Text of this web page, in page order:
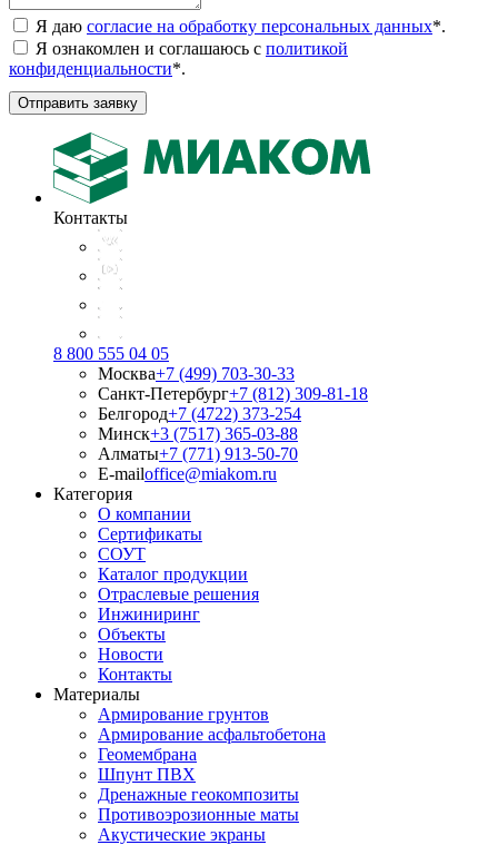
Я даю согласие на обработку персональных данных*.
Я ознакомлен и соглашаюсь с политикой
конфиденциальности*.
Отправить заявку
Контакты
8 800 555 04 05
Москва+7 (499) 703-30-33
Санкт-Петербург+7 (812) 309-81-18
Белгород+7 (4722) 373-254
Минск+3 (7517) 365-03-88
Алматы+7 (771) 913-50-70
E-mailoffice@miakom.ru
Категория
О компании
Сертификаты
СОУТ
Каталог продукции
Отраслевые решения
Инжиниринг
Объекты
Новости
Контакты
Материалы
Армирование грунтов
Армирование асфальтобетона
Геомембрана
Шпунт ПВХ
Дренажные геокомпозиты
Противоэрозионные маты
Акустические экраны